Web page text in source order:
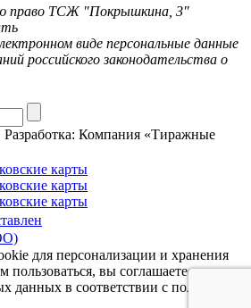
право ТСЖ "Покрышкина, 3"
виде персональные данные
российского законодательства о
Разработка: Компания «Тиражные
для персонализации и хранения
пользоваться, вы соглашаетесь на
данных в соответствии с политикой